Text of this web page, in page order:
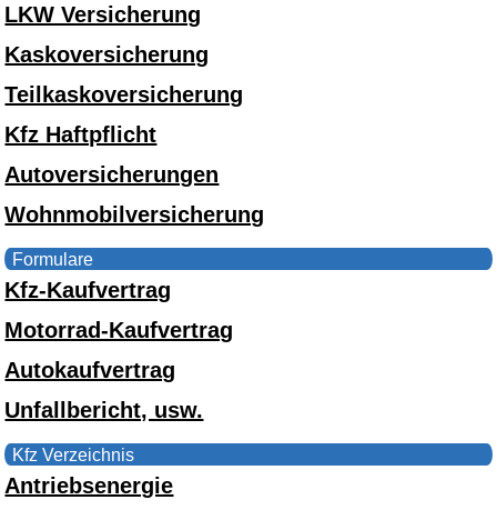
LKW Versicherung
Kaskoversicherung
Teilkaskoversicherung
Kfz Haftpflicht
Autoversicherungen
Wohnmobilversicherung
Formulare
Kfz-Kaufvertrag
Motorrad-Kaufvertrag
Autokaufvertrag
Unfallbericht, usw.
Kfz Verzeichnis
Antriebsenergie